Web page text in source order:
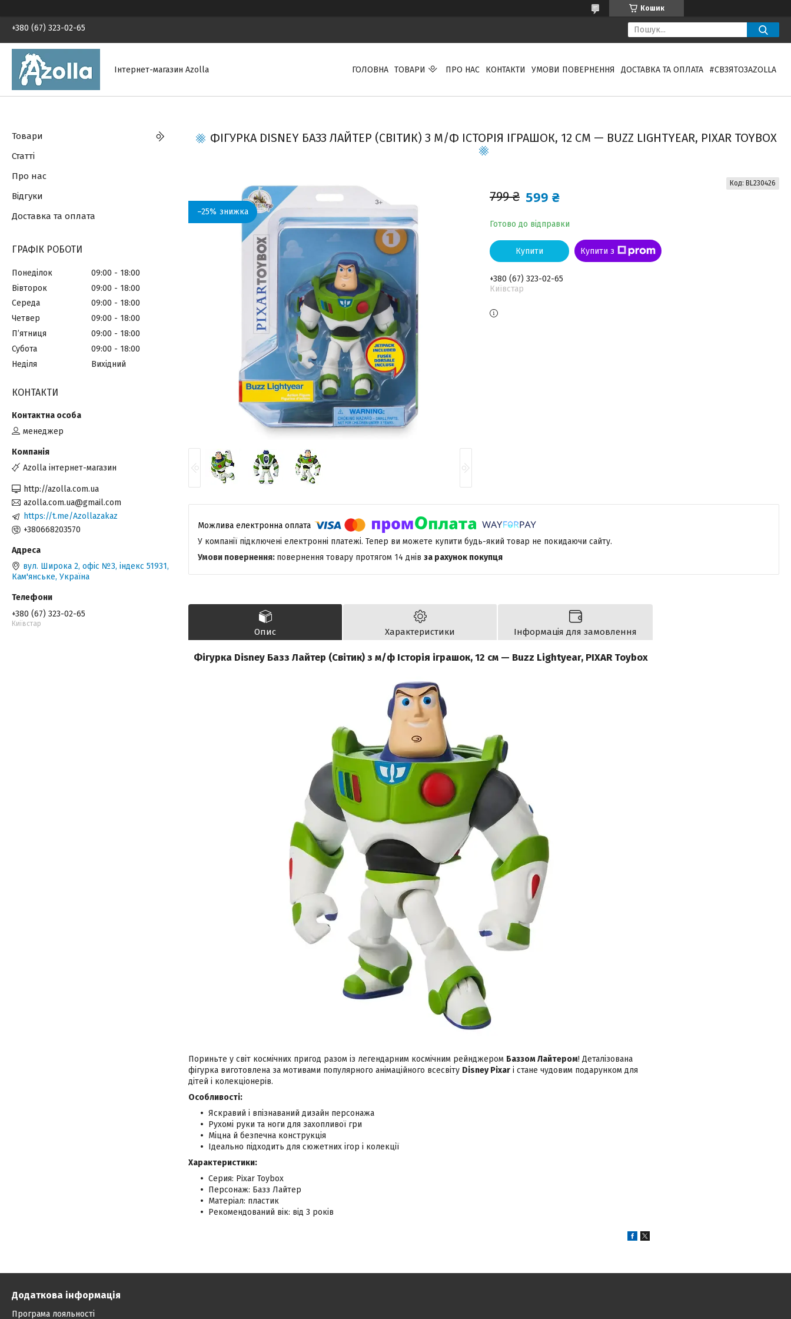
Кошик
+380 (67) 323-02-65
Інтернет-магазин Azolla ГОЛОВНА ТОВАРИ ПРО НАС КОНТАКТИ УМОВИ ПОВЕРНЕННЯ ДОСТАВКА ТА ОПЛАТА #СВЗЯТОЗAZOLLA
ФІГУРКА DISNEY БАЗЗ ЛАЙТЕР (СВІТИК) З М/Ф ІСТОРІЯ ІГРАШОК, 12 СМ — BUZZ LIGHTYEAR, PIXAR TOYBOX
–25%
799 ₴ 599 ₴
Готово до відправки
Код: BL230426
Купити Купити з
+380 (67) 323-02-65
Київстар
У компанії підключені електронні платежі. Тепер ви можете купити будь-який товар не покидаючи сайту.
повернення товару протягом 14 днів за рахунок покупця
Опис Характеристики Інформація для замовлення
Фігурка Disney Базз Лайтер (Світик) з м/ф Історія іграшок, 12 см — Buzz Lightyear, PIXAR Toybox
Пориньте у світ космічних пригод разом із легендарним космічним рейнджером Баззом Лайтером! Деталізована
фігурка виготовлена за мотивами популярного анімаційного всесвіту Disney Pixar і стане чудовим подарунком для
дітей і колекціонерів.
Особливості:
Яскравий і впізнаваний дизайн персонажа
Рухомі руки та ноги для захопливої гри
Міцна й безпечна конструкція
Ідеально підходить для сюжетних ігор і колекції
Характеристики:
Серия: Pixar Toybox
Персонаж: Базз Лайтер
Матеріал: пластик
Рекомендований вік: від 3 років
Товари
Статті
Про нас
Відгуки
Доставка та оплата
ГРАФІК РОБОТИ
Понеділок 09:00
18:00
Вівторок
09:00
18:00
Середа
09:00
18:00
Четвер
09:00
18:00
Пʼятниця
09:00
18:00
Субота
09:00
18:00
Неділя
Вихідний
КОНТАКТИ
менеджер
Azolla інтернет-магазин
http://azolla.com.ua
azolla.com.ua@gmail.com
https://t.me/Azollazakaz
+380668203570
вул. Широка 2, офіс №3, індекс 51931,
Кам'янське, Україна
+380 (67) 323-02-65
Київстар
Додаткова інформація
Програма лояльності